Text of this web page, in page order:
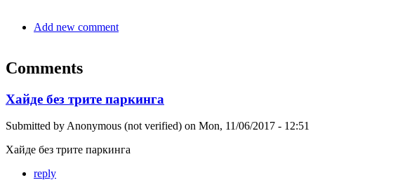
Add new comment
Comments
Хайде без трите паркинга
Submitted by Anonymous (not verified) on Mon, 11/06/2017 - 12:51
Хайде без трите паркинга
reply